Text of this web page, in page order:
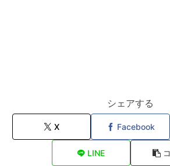
シェアする
X Facebook
LINE